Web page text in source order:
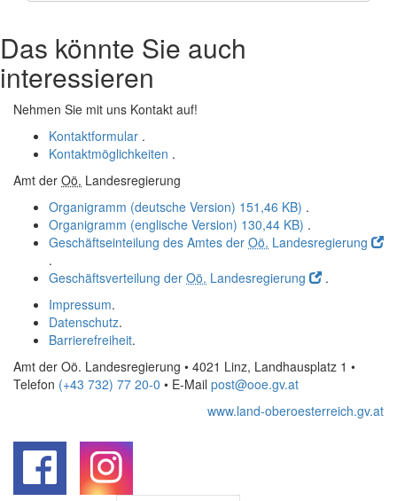
Das könnte Sie auch
interessieren
Nehmen Sie mit uns Kontakt auf!
Kontaktformular .
Kontaktmöglichkeiten .
Amt der Oö. Landesregierung
Organigramm (deutsche Version) 151,46 KB) .
Organigramm (englische Version) 130,44 KB) .
Geschäftseinteilung des Amtes der Oö. Landesregierung
.
Geschäftsverteilung der Oö. Landesregierung
.
Impressum.
Datenschutz.
Barrierefreiheit.
Amt der Oö. Landesregierung • 4021 Linz, Landhausplatz 1 •
Telefon (+43 732) 77 20-0 • E-Mail post@ooe.gv.at
www.land-oberoesterreich.gv.at